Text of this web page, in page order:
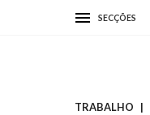
SECÇÕES
TRABALHO |